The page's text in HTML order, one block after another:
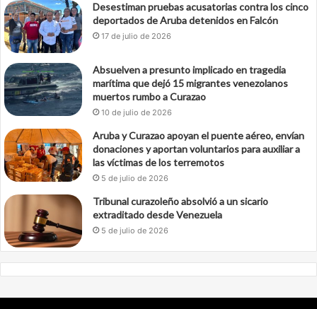
Desestiman pruebas acusatorias contra los cinco
deportados de Aruba detenidos en Falcón
17 de julio de 2026
Absuelven a presunto implicado en tragedia
marítima que dejó 15 migrantes venezolanos
muertos rumbo a Curazao
10 de julio de 2026
Aruba y Curazao apoyan el puente aéreo, envían
donaciones y aportan voluntarios para auxiliar a
las víctimas de los terremotos
5 de julio de 2026
Tribunal curazoleño absolvió a un sicario
extraditado desde Venezuela
5 de julio de 2026